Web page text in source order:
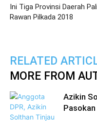
Ini Tiga Provinsi Daerah
Rawan Pilkada 2018
RELATED
MORE FROM
Azikin